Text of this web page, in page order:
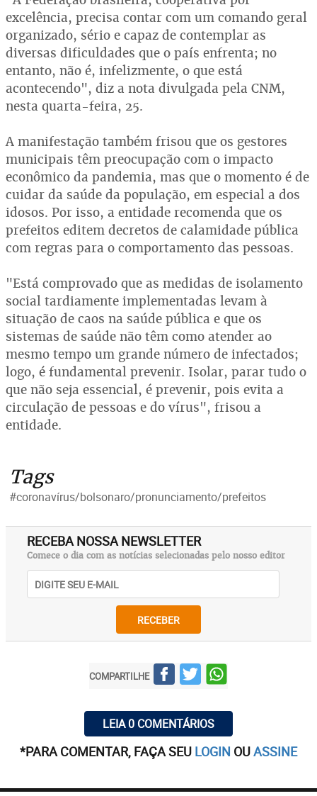
excelência, precisa contar com um comando geral
organizado, sério e capaz de contemplar as
diversas dificuldades que o país enfrenta; no
entanto, não é, infelizmente, o que está
acontecendo", diz a nota divulgada pela CNM,
nesta quarta-feira, 25.
A manifestação também frisou que os gestores
municipais têm preocupação com o impacto
econômico da pandemia, mas que o momento é de
cuidar da saúde da população, em especial a dos
idosos. Por isso, a entidade recomenda que os
prefeitos editem decretos de calamidade pública
com regras para o comportamento das pessoas.
"Está comprovado que as medidas de isolamento
social tardiamente implementadas levam à
situação de caos na saúde pública e que os
sistemas de saúde não têm como atender ao
mesmo tempo um grande número de infectados;
logo, é fundamental prevenir. Isolar, parar tudo o
que não seja essencial, é prevenir, pois evita a
circulação de pessoas e do vírus", frisou a
entidade.
Tags
#coronavírus/bolsonaro/pronunciamento/prefeitos
RECEBA NOSSA NEWSLETTER
Comece o dia com as notícias selecionadas pelo nosso editor
RECEBER
COMPARTILHE
LEIA 0 COMENTÁRIOS
*PARA COMENTAR, FAÇA SEU LOGIN OUASSINE